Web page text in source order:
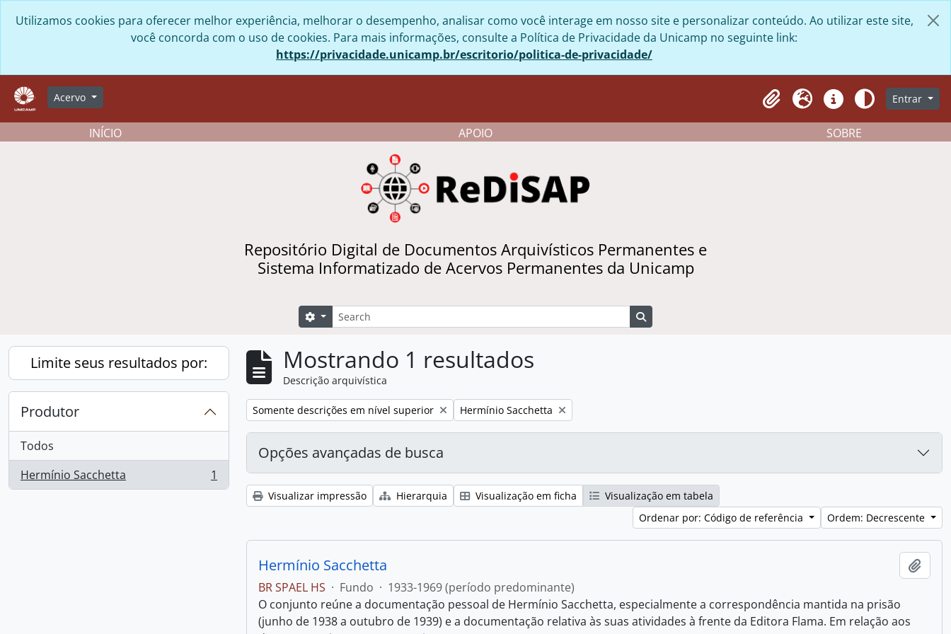
Utilizamos cookies para oferecer melhor experiência, melhorar o desempenho, analisar como você interage em nosso site e personalizar conteúdo. Ao utilizar este site,
você concorda com o uso de cookies. Para mais informações, consulte a Política de Privacidade da Unicamp no seguinte link:
https://privacidade.unicamp.br/escritorio/politica-de-privacidade/
Acervo
Clipboard
Idioma AtalhosAparênciaEntrar
INÍCIO APOIO SOBRE
Repositório Digital de Documentos Arquivísticos Permanentes e
Sistema Informatizado de Acervos Permanentes da Unicamp
Buscar
Opções de busca
Limite seus resultados por:
Produtor
Todos
Hermínio Sacchetta
, 1 resultados 1
Mostrando 1 resultados
Descrição arquivística
Remover filtro:
Somente descrições em nível superior Remover filtro:
Hermínio Sacchetta
Opções avançadas de busca
Visualizar impressão Hierarquia Visualização em ficha
Visualização em tabela
Ordenar por: Código de referência
Ordem: Decrescente
Hermínio Sacchetta
BR SPAEL HS · Fundo · 1933-1969 (período predominante)
O conjunto reúne a documentação pessoal de Hermínio Sacchetta, especialmente a correspondência mantida na prisão
(junho de 1938 a outubro de 1939) e a documentação relativa às suas atividades à frente da Editora Flama. Em relação aos